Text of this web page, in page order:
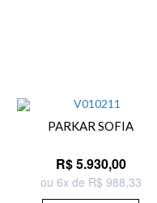
PARKAR SOFIA
R$ 5.930,00
ou 6x de R$ 988,33